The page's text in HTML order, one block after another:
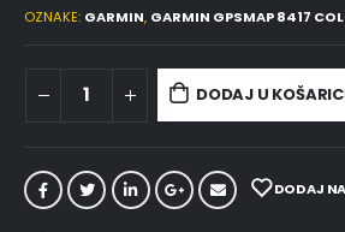
OZNAKE: GARMIN, GARMIN GPSMAP 8417
DODAJ U
DODAJ